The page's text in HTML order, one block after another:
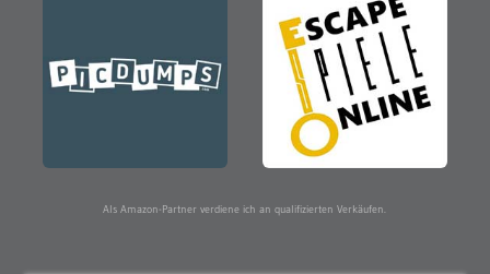
Als Amazon-Partner verdiene ich an qualifizierten Verkäufen.